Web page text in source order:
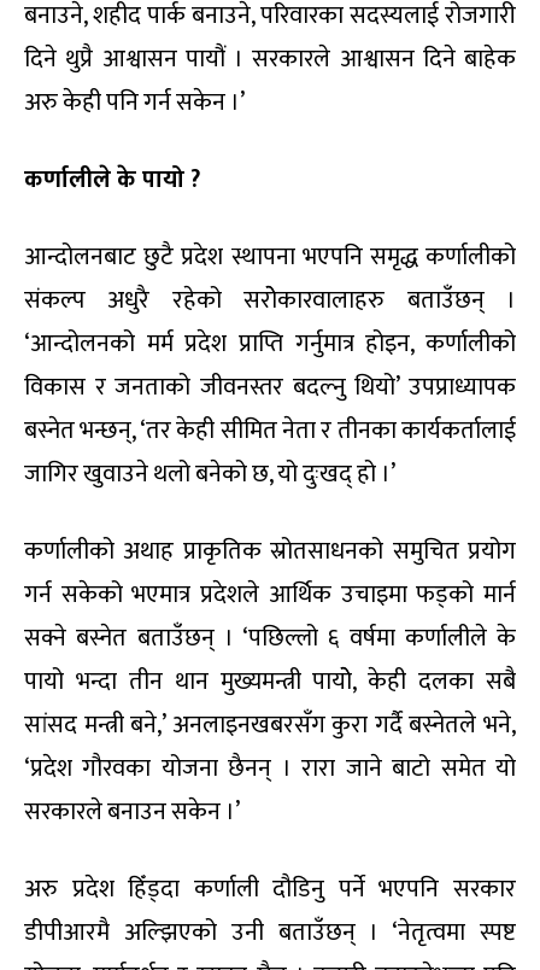
बनाउने, शहीद पार्क बनाउने, परिवारका सदस्यलाई रोजगारी
दिने थुप्रै आश्वासन पायौं । सरकारले आश्वासन दिने बाहेक
अरु केही पनि गर्न सकेन ।’
कर्णालीले के पायो ?
आन्दोलनबाट छुटै प्रदेश स्थापना भएपनि समृद्ध कर्णालीको
संकल्प अधुरै रहेको सरोेकारवालाहरु बताउँछन् ।
‘आन्दोलनको मर्म प्रदेश प्राप्ति गर्नुमात्र होइन, कर्णालीको
विकास र जनताको जीवनस्तर बदल्नु थियो’ उपप्राध्यापक
बस्नेत भन्छन्, ‘तर केही सीमित नेता र तीनका कार्यकर्तालाई
जागिर खुवाउने थलो बनेको छ, यो दुःखद् हो ।’
कर्णालीको अथाह प्राकृतिक स्रोतसाधनको समुचित प्रयोग
गर्न सकेको भएमात्र प्रदेशले आर्थिक उचाइमा फड्को मार्न
सक्ने बस्नेत बताउँछन् । ‘पछिल्लो ६ वर्षमा कर्णालीले के
पायो भन्दा तीन थान मुख्यमन्त्री पायोे, केही दलका सबै
सांसद मन्त्री बने,’ अनलाइनखबरसँग कुरा गर्दै बस्नेतले भने,
‘प्रदेश गौरवका योजना छैनन् । रारा जाने बाटो समेत यो
सरकारले बनाउन सकेन ।’
अरु प्रदेश हिँड्दा कर्णाली दौडिनु पर्ने भएपनि सरकार
डीपीआरमै अल्झिएको उनी बताउँछन् । ‘नेतृत्वमा स्पष्ट